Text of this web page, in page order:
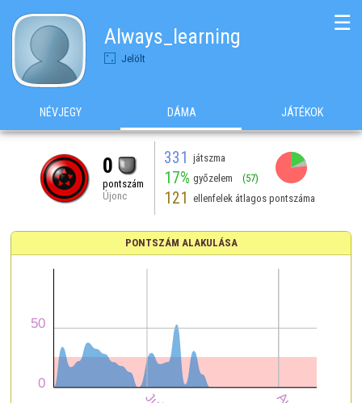
Always_learning
Jelölt
☰
NÉVJEGY DÁMA JÁTÉKOK
0
pontszám
Újonc
331 játszma
17% győzelem (57)
121 ellenfelek átlagos pontszáma
PONTSZÁM ALAKULÁSA